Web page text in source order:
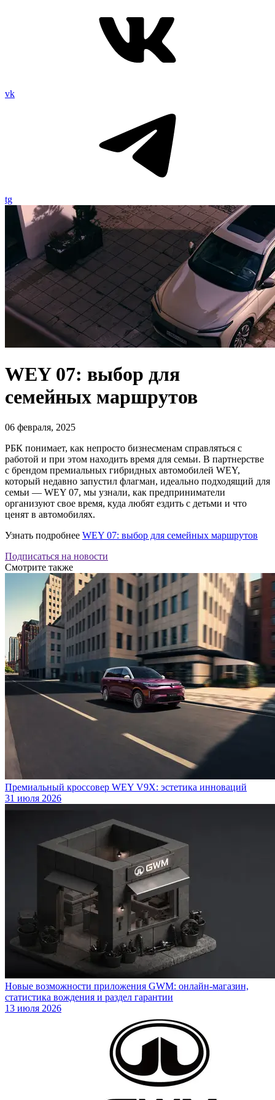
vk
tg
WEY 07: выбор для
семейных маршрутов
06 февраля, 2025
РБК понимает, как непросто бизнесменам справляться с
работой и при этом находить время для семьи. В партнерстве
с брендом премиальных гибридных автомобилей WEY,
который недавно запустил флагман, идеально подходящий для
семьи — WEY 07, мы узнали, как предприниматели
организуют свое время, куда любят ездить с детьми и что
ценят в автомобилях.
Узнать подробнее WEY 07: выбор для семейных маршрутов
Подписаться на новости
Смотрите также
Премиальный кроссовер WEY V9X: эстетика инноваций
31 июля 2026
Новые возможности приложения GWM: онлайн-магазин,
статистика вождения и раздел гарантии
13 июля 2026